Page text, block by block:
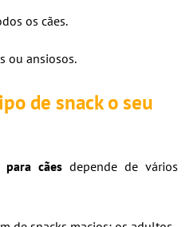
os cães.
ou ansiosos.
de snack o seu
cães depende de vários